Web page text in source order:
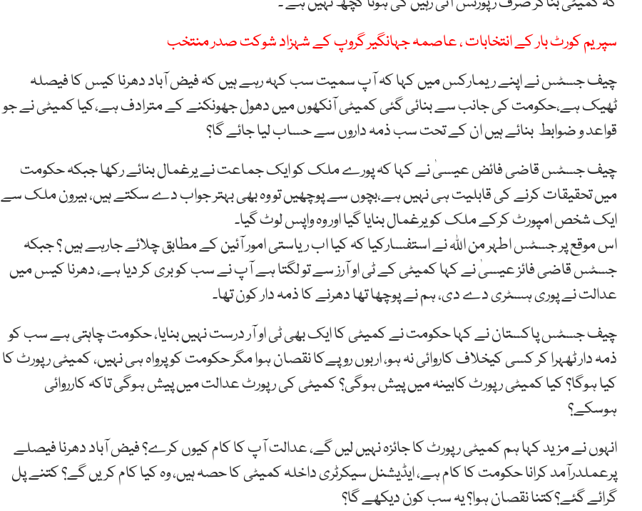
سپریم کورٹ بار کے انتخابات ، عاصمہ جہانگیر گروپ کے شہزاد شوکت صدر منتخب
چیف جسٹس نے اپنے ریمارکس میں کہا کہ آپ سمیت سب کہہ رہے ہیں کہ فیض آباد دھرنا کیس کا فیصلہ
ٹھیک ہے،حکومت کی جانب سے بنائی گئی کمیٹی آنکھوں میں دھول جھونکنے کے مترادف ہے،کیا کمیٹی نے جو
قواعد و ضوابط بنائے ہیں ان کے تحت سب ذمہ داروں سے حساب لیا جائے گا؟
چیف جسٹس قاضی فائض عیسیٰ نے کہا کہ پورے ملک کو ایک جماعت نے یرغمال بنائے رکھا جبکہ حکومت
میں تحقیقات کرنے کی قابلیت ہی نہیں ہے،بچوں سے پوچھیں تو وہ بھی بہتر جواب دے سکتے ہیں، بیرون ملک سے
ایک شخص امپورٹ کرکے ملک کو یرغمال بنایا گیا اور وہ واپس لوٹ گیا۔
اس موقع پر جسٹس اطہر من اللہ نے استفسارکیا کہ کیا اب ریاستی امور آئین کے مطابق چلائے جارہے ہیں ؟ جبکہ
جسٹس قاضی فائز عیسیٰ نے کہا کمیٹی کے ٹی او آرز سے تو لگتا ہے آپ نے سب کو بری کر دیا ہے، دھرنا کیس میں
عدالت نے پوری ہسٹری دے دی، ہم نے پوچھا تھا دھرنے کا ذمہ دار کون تھا۔
چیف جسٹس پاکستان نے کہا حکومت نے کمیٹی کا ایک بھی ٹی او آر درست نہیں بنایا، حکومت چاہتی ہے سب کو
ذمہ دار ٹھہرا کر کسی کیخلاف کاروائی نہ ہو، اربوں روپےکا نقصان ہوا مگر حکومت کو پرواہ ہی نہیں، کمیٹی رپورٹ کا
کیا ہوگا؟ کیا کمیٹی رپورٹ کابینہ میں پیش ہوگی؟ کمیٹی کی رپورٹ عدالت میں پیش ہوگی تاکہ کارروائی
ہوسکے؟
انہوں نے مزید کہا ہم کمیٹی رپورٹ کا جائزہ نہیں لیں گے، عدالت آپ کا کام کیوں کرے؟ فیض آباد دھرنا فیصلے
پرعملدرآمد کرانا حکومت کا کام ہے، ایڈیشنل سیکرٹری داخلہ کمیٹی کا حصہ ہیں، وہ کیا کام کریں گے؟ کتنے پل
گرائے گئے؟کتنا نقصان ہوا؟ یہ سب کون دیکھے گا؟